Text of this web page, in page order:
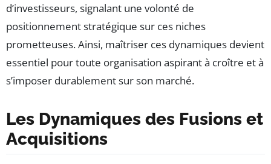
d’investisseurs, signalant une volonté de
positionnement stratégique sur ces niches
prometteuses. Ainsi, maîtriser ces dynamiques devient
essentiel pour toute organisation aspirant à croître et à
s’imposer durablement sur son marché.
Les Dynamiques des Fusions et
Acquisitions